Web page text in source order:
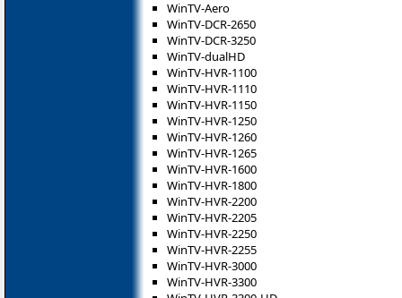
WinTV-Aero
WinTV-DCR-2650
WinTV-DCR-3250
WinTV-dualHD
WinTV-HVR-1100
WinTV-HVR-1110
WinTV-HVR-1150
WinTV-HVR-1250
WinTV-HVR-1260
WinTV-HVR-1265
WinTV-HVR-1600
WinTV-HVR-1800
WinTV-HVR-2200
WinTV-HVR-2205
WinTV-HVR-2250
WinTV-HVR-2255
WinTV-HVR-3000
WinTV-HVR-3300